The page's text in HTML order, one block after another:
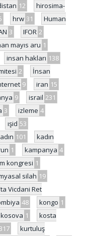
12
hirosima-
hrw 31
Human
3 IFOR 2
mayıs aru 1
insan hakları 138
2
İnsan
9 iran 15
9 israil 231
3 izleme 4
ışid 53
101
kadın
1 kampanya 4
kongresi 1
silah 19
Vicdani Ret
48 kongo 1
kosova 1
kosta
kurtuluş